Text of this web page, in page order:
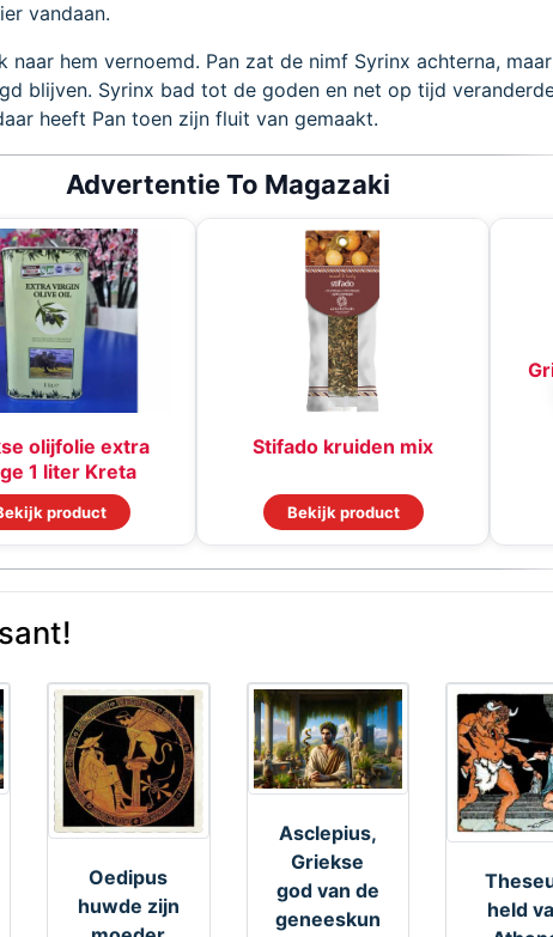
vandaan.
naar hem vernoemd. Pan zat de nimf Syrinx achterna,
blijven. Syrinx bad tot de goden en net op tijd
heeft Pan toen zijn fluit van gemaakt.
Advertentie To Magazaki
olijfolie extra
1 liter Kreta
product
Stifado kruiden mix
Bekijk product
Oedipus
huwde zijn
Asclepius,
Griekse
god van de
geneeskun
held